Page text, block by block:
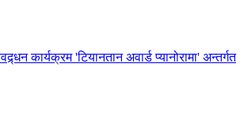
कार्यक्रम 'टियानतान अवार्ड प्यानोरामा' अन्तर्गत